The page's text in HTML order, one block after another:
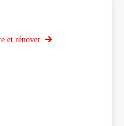
et rénover